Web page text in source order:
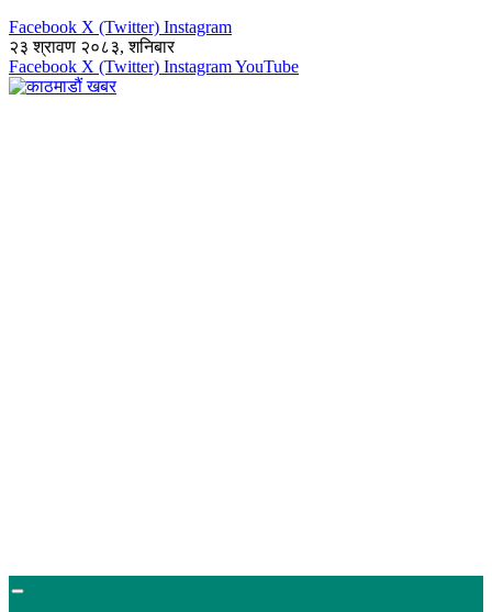
Facebook X (Twitter) Instagram
२३ श्रावण २०८३, शनिबार
Facebook X (Twitter) InstagramYouTube